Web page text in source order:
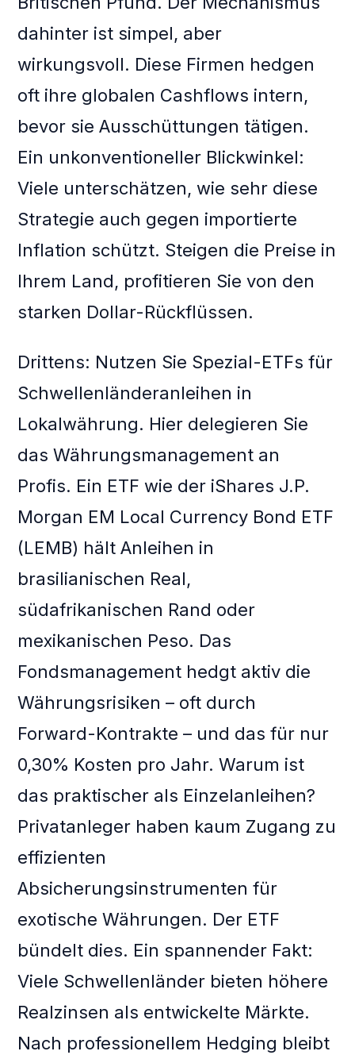
dahinter ist simpel, aber
wirkungsvoll. Diese Firmen hedgen
oft ihre globalen Cashflows intern,
bevor sie Ausschüttungen tätigen.
Ein unkonventioneller Blickwinkel:
Viele unterschätzen, wie sehr diese
Strategie auch gegen importierte
Inflation schützt. Steigen die Preise in
Ihrem Land, profitieren Sie von den
starken Dollar-Rückflüssen.
Drittens: Nutzen Sie Spezial-ETFs für
Schwellenländeranleihen in
Lokalwährung. Hier delegieren Sie
das Währungsmanagement an
Profis. Ein ETF wie der iShares J.P.
Morgan EM Local Currency Bond ETF
(LEMB) hält Anleihen in
brasilianischen Real,
südafrikanischen Rand oder
mexikanischen Peso. Das
Fondsmanagement hedgt aktiv die
Währungsrisiken – oft durch
Forward-Kontrakte – und das für nur
0,30% Kosten pro Jahr. Warum ist
das praktischer als Einzelanleihen?
Privatanleger haben kaum Zugang zu
effizienten
Absicherungsinstrumenten für
exotische Währungen. Der ETF
bündelt dies. Ein spannender Fakt:
Viele Schwellenländer bieten höhere
Realzinsen als entwickelte Märkte.
Nach professionellem Hedging bleibt